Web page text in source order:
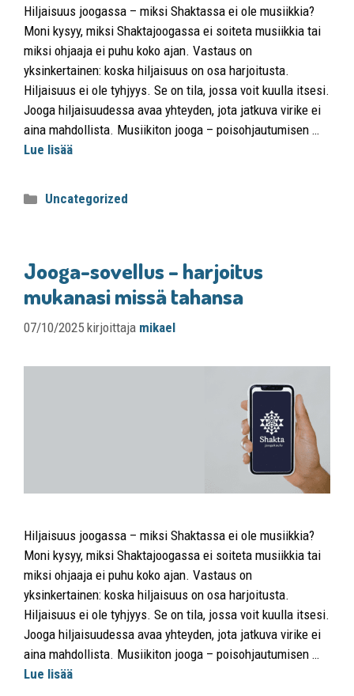
Hiljaisuus joogassa – miksi Shaktassa ei ole musiikkia?
Moni kysyy, miksi Shaktajoogassa ei soiteta musiikkia tai
miksi ohjaaja ei puhu koko ajan. Vastaus on
yksinkertainen: koska hiljaisuus on osa harjoitusta.
Hiljaisuus ei ole tyhjyys. Se on tila, jossa voit kuulla itsesi.
Jooga hiljaisuudessa avaa yhteyden, jota jatkuva virike ei
aina mahdollista. Musiikiton jooga – poisohjautumisen …
Lue lisää
Uncategorized
Jooga-sovellus – harjoitus
mukanasi missä tahansa
07/10/2025 kirjoittaja mikael
Hiljaisuus joogassa – miksi Shaktassa ei ole musiikkia?
Moni kysyy, miksi Shaktajoogassa ei soiteta musiikkia tai
miksi ohjaaja ei puhu koko ajan. Vastaus on
yksinkertainen: koska hiljaisuus on osa harjoitusta.
Hiljaisuus ei ole tyhjyys. Se on tila, jossa voit kuulla itsesi.
Jooga hiljaisuudessa avaa yhteyden, jota jatkuva virike ei
aina mahdollista. Musiikiton jooga – poisohjautumisen …
Lue lisää